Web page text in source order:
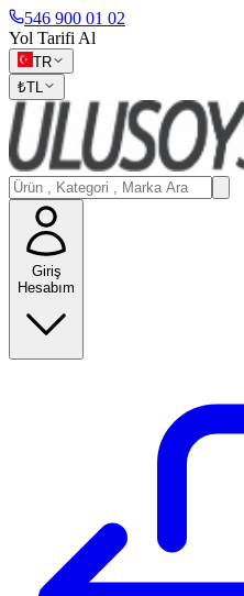
546 900 01 02
Yol Tarifi Al
TR
₺TL
Giriş
Hesabım